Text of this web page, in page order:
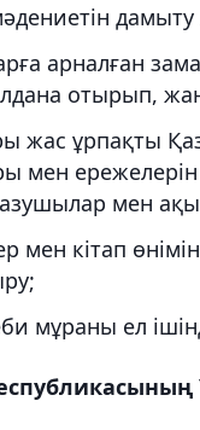
арналған
отырып,
жас ұрпақты
мен
мен
мен кітап
мұраны ел